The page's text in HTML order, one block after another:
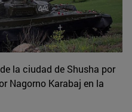
la ciudad de Shusha por
Nagorno Karabaj en la